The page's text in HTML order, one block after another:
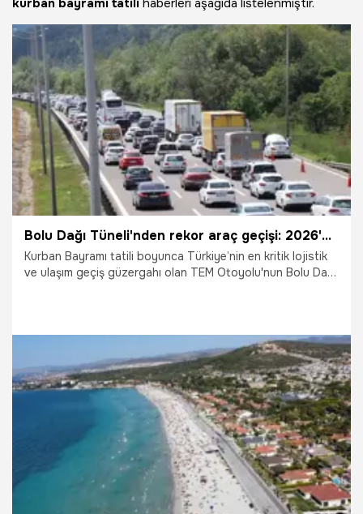
kurban bayramı tatili haberleri aşağıda listelenmiştir.
Bolu Dağı Tüneli'nden rekor araç geçişi: 2026'nın rekoru kırıldı!
Kurban Bayramı tatili boyunca Türkiye’nin en kritik lojistik
ve ulaşım geçiş güzergahı olan TEM Otoyolu'nun Bolu Dağı
tünel kontrol merkezindeki 92 akıllı kamerayla saniye
saniye izlenirken, ekiplerin aldığı üst düzey tedbirler
sayesinde trafikte büyük bir kilitlenme yaşanmadı.